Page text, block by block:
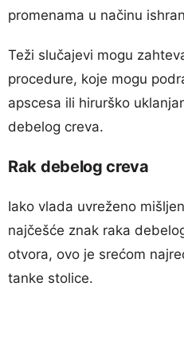
promenama u načinu
Teži slučajevi mogu
procedure, koje mogu
apscesa ili hirurško
debelog creva.
Rak debelog creva
Iako vlada uvreženo
najčešće znak raka
otvora, ovo je srećom
tanke stolice.